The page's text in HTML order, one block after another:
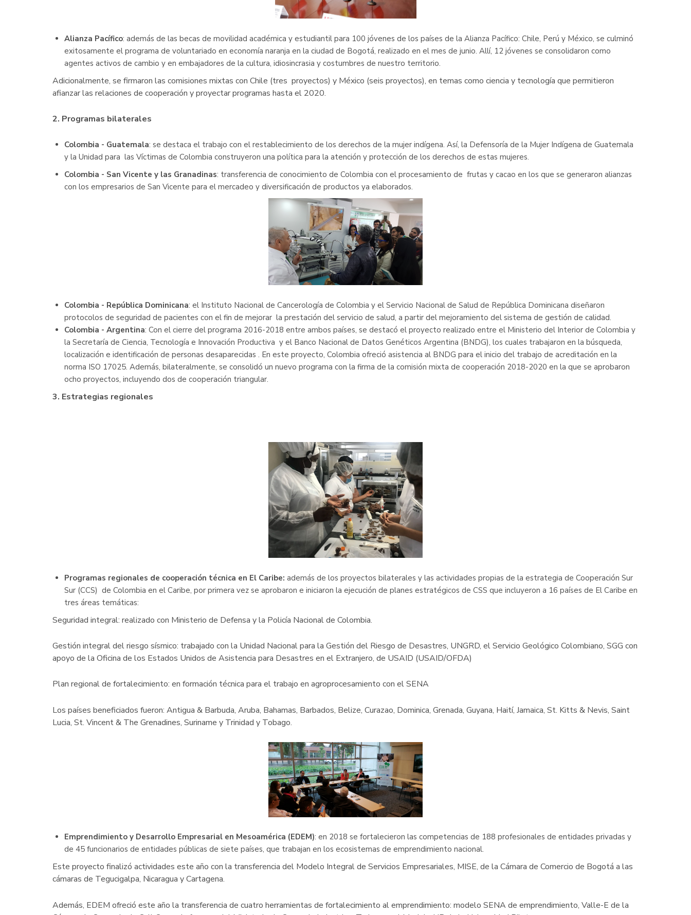
Alianza Pacífico: además de las becas de movilidad académica y estudiantil para 100 jóvenes de los países de la Alianza Pacífico: Chile, Perú y México, se culminó
exitosamente el programa de voluntariado en economía naranja en la ciudad de Bogotá, realizado en el mes de junio. Allí, 12 jóvenes se consolidaron como
agentes activos de cambio y en embajadores de la cultura, idiosincrasia y costumbres de nuestro territorio.
Adicionalmente, se firmaron las comisiones mixtas con Chile (tres proyectos) y México (seis proyectos), en temas como ciencia y tecnología que permitieron
afianzar las relaciones de cooperación y proyectar programas hasta el 2020.
2. Programas bilaterales
Colombia - Guatemala: se destaca el trabajo con el restablecimiento de los derechos de la mujer indígena. Así, la Defensoría de la Mujer Indígena de Guatemala
y la Unidad para las Víctimas de Colombia construyeron una política para la atención y protección de los derechos de estas mujeres.
Colombia - San Vicente y las Granadinas: transferencia de conocimiento de Colombia con el procesamiento de frutas y cacao en los que se generaron alianzas
con los empresarios de San Vicente para el mercadeo y diversificación de productos ya elaborados.
Colombia - República Dominicana: el Instituto Nacional de Cancerología de Colombia y el Servicio Nacional de Salud de República Dominicana diseñaron
protocolos de seguridad de pacientes con el fin de mejorar la prestación del servicio de salud, a partir del mejoramiento del sistema de gestión de calidad.
Colombia - Argentina: Con el cierre del programa 2016-2018 entre ambos países, se destacó el proyecto realizado entre el Ministerio del Interior de Colombia y
la Secretaría de Ciencia, Tecnología e Innovación Productiva y el Banco Nacional de Datos Genéticos Argentina (BNDG), los cuales trabajaron en la búsqueda,
localización e identificación de personas desaparecidas . En este proyecto, Colombia ofreció asistencia al BNDG para el inicio del trabajo de acreditación en la
norma ISO 17025. Además, bilateralmente, se consolidó un nuevo programa con la firma de la comisión mixta de cooperación 2018-2020 en la que se aprobaron
ocho proyectos, incluyendo dos de cooperación triangular.
3. Estrategias regionales
Programas regionales de cooperación técnica en El Caribe: además de los proyectos bilaterales y las actividades propias de la estrategia de Cooperación Sur
Sur (CCS) de Colombia en el Caribe, por primera vez se aprobaron e iniciaron la ejecución de planes estratégicos de CSS que incluyeron a 16 países de El Caribe en
tres áreas temáticas:
Seguridad integral: realizado con Ministerio de Defensa y la Policía Nacional de Colombia.
Gestión integral del riesgo sísmico: trabajado con la Unidad Nacional para la Gestión del Riesgo de Desastres, UNGRD, el Servicio Geológico Colombiano, SGG con
apoyo de la Oficina de los Estados Unidos de Asistencia para Desastres en el Extranjero, de USAID (USAID/OFDA)
Plan regional de fortalecimiento: en formación técnica para el trabajo en agroprocesamiento con el SENA
Los países beneficiados fueron: Antigua & Barbuda, Aruba, Bahamas, Barbados, Belize, Curazao, Dominica, Grenada, Guyana, Haití, Jamaica, St. Kitts & Nevis, Saint
Lucia, St. Vincent & The Grenadines, Suriname y Trinidad y Tobago.
Emprendimiento y Desarrollo Empresarial en Mesoamérica (EDEM): en 2018 se fortalecieron las competencias de 188 profesionales de entidades privadas y
de 45 funcionarios de entidades públicas de siete países, que trabajan en los ecosistemas de emprendimiento nacional.
Este proyecto finalizó actividades este año con la transferencia del Modelo Integral de Servicios Empresariales, MISE, de la Cámara de Comercio de Bogotá a las
cámaras de Tegucigalpa, Nicaragua y Cartagena.
Además, EDEM ofreció este año la transferencia de cuatro herramientas de fortalecimiento al emprendimiento: modelo SENA de emprendimiento, Valle-E de la